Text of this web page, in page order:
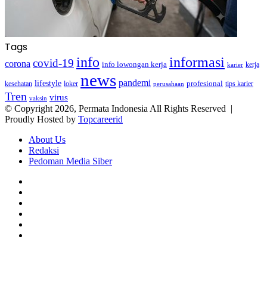
Tags
corona covid-19 info info lowongan kerja informasi karier kerja
kesehatan lifestyle loker news pandemi perusahaan profesional tips karier
Tren vaksin virus
© Copyright 2026, Permata Indonesia All Rights Reserved |
Proudly Hosted by Topcareerid
About Us
Redaksi
Pedoman Media Siber